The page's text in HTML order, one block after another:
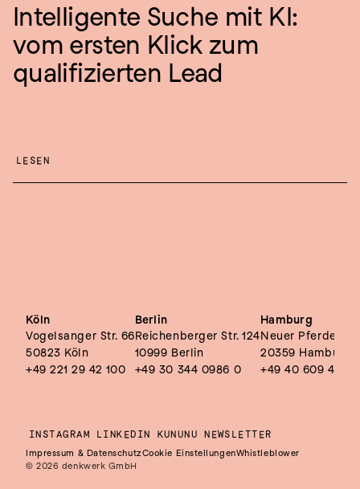
Intelligente Suche mit KI:
vom ersten Klick zum
qualifizierten Lead
LESEN
Köln
Vogelsanger Str. 66
50823 Köln
+49 221 29 42 100
Berlin
Reichenberger Str. 124
10999 Berlin
+49 30 344 0986 0
Hamburg
Neuer
20359 Hamburg
+49 40 609 4495
INSTAGRAM LINKEDIN KUNUNU NEWSLETTER
Impressum & DatenschutzCookie EinstellungenWhistleblower
© 2026 denkwerk GmbH